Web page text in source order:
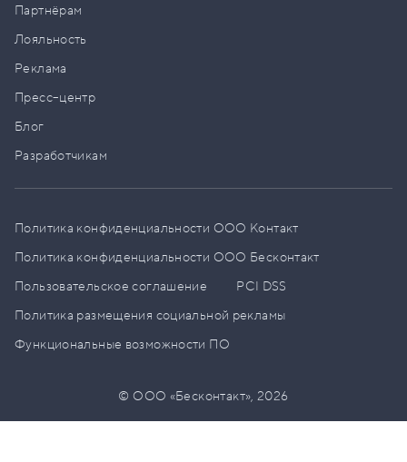
Партнёрам
Лояльность
Реклама
Пресс–центр
Блог
Разработчикам
Политика конфиденциальности ООО Контакт
Политика конфиденциальности ООО Бесконтакт
Пользовательское соглашение
PCI DSS
Политика размещения социальной рекламы
Функциональные возможности ПО
© ООО «Бесконтакт»,2026